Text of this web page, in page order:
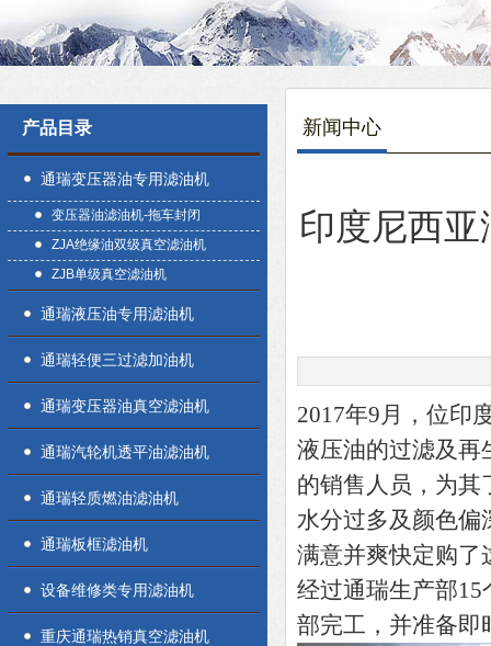
产品目录
通瑞变压器油专用滤油机
变压器油滤油机-拖车封闭
ZJA绝缘油双级真空滤油机
ZJB单级真空滤油机
通瑞液压油专用滤油机
通瑞轻便三过滤加油机
通瑞变压器油真空滤油机
通瑞汽轮机透平油滤油机
通瑞轻质燃油滤油机
通瑞板框滤油机
设备维修类专用滤油机
重庆通瑞热销真空滤油机
新闻中心
印度尼西
2017年9月，位印
液压油的过滤及再
的销售人员，为其
水分过多及颜色偏
满意并爽快定购了
经过通瑞生产部
部完工，并准备即